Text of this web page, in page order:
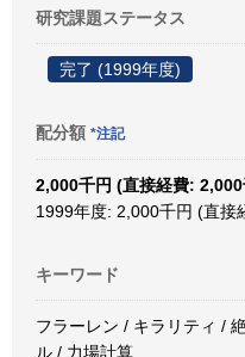
研究課題ステータス
完了 (1999年度)
配分額 *注記
2,000千円 (直接経費: 2,000
1999年度: 2,000千円 (直接
キーワード
フラーレン / キラリティ /
ル / 力場計算